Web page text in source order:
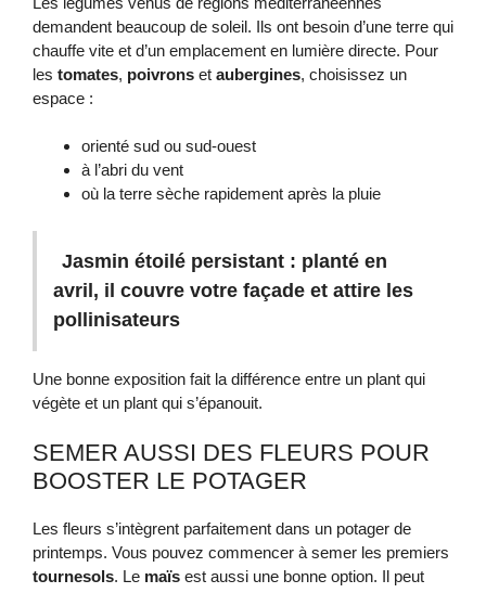
demandent beaucoup de soleil. Ils ont besoin d’une terre qui
chauffe vite et d’un emplacement en lumière directe. Pour
les tomates, poivrons et aubergines, choisissez un
espace :
orienté sud ou sud-ouest
à l’abri du vent
où la terre sèche rapidement après la pluie
Jasmin étoilé persistant : planté en
avril, il couvre votre façade et attire les
pollinisateurs
Une bonne exposition fait la différence entre un plant qui
végète et un plant qui s’épanouit.
SEMER AUSSI DES FLEURS POUR
BOOSTER LE POTAGER
Les fleurs s’intègrent parfaitement dans un potager de
printemps. Vous pouvez commencer à semer les premiers
tournesols. Le maïs est aussi une bonne option. Il peut